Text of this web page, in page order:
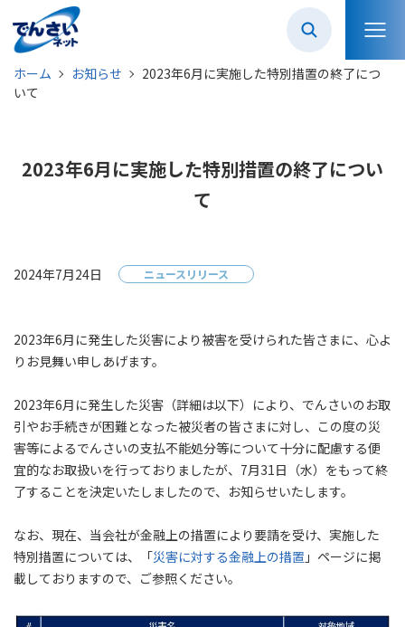
ホーム お知らせ
2023年6月に実施した特別措置の終了につ
いて
2023年6月に実施した特別措置の終了につい
て
2024年7月24日 ニュースリリース
2023年6月に発生した災害により被害を受けられた皆さまに、心よ
りお見舞い申しあげます。
2023年6月に発生した災害（詳細は以下）により、でんさいのお取
引やお手続きが困難となった被災者の皆さまに対し、この度の災
害等によるでんさいの支払不能処分等について十分に配慮する便
宜的なお取扱いを行っておりましたが、7月31日（水）をもって終
了することを決定いたしましたので、お知らせいたします。
なお、現在、当会社が金融上の措置により要請を受け、実施した
特別措置については、「災害に対する金融上の措置 」ページに掲
載しておりますので、ご参照ください。